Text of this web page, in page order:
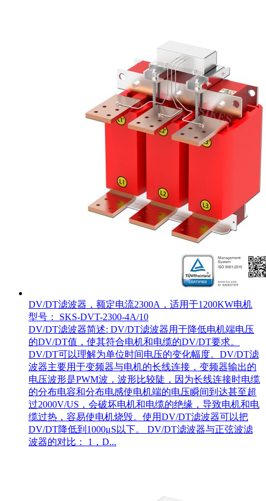
DV/DT滤波器，额定电流2300A，适用于1200KW电机
型号： SKS-DVT-2300-4A/10
DV/DT滤波器简述: DV/DT滤波器用于降低电机端电压
的DV/DT值，使其符合电机和电缆的DV/DT要求。
DV/DT可以理解为单位时间电压的变化幅度。DV/DT滤
波器主要用于变频器与电机的长线连接，变频器输出的
电压波形是PWM波，波形比较陡，因为长线连接时电缆
的分布电容和分布电感使电机端的电压瞬间到达甚至超
过2000V/US，会破坏电机和电缆的绝缘，导致电机和电
缆过热，容易使电机烧毁。使用DV/DT滤波器可以把
DV/DT降低到1000μS以下。 DV/DT滤波器与正弦波滤
波器的对比： 1，D...